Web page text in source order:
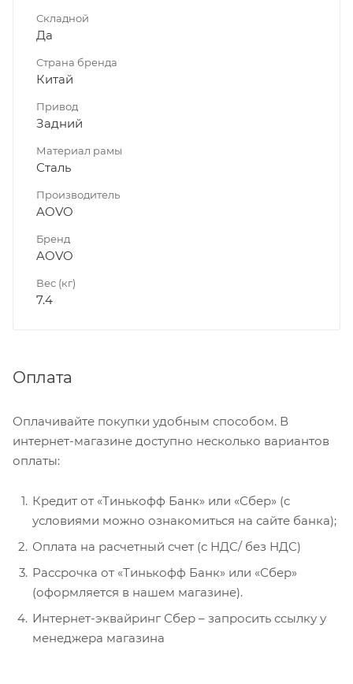
Складной
Да
Страна бренда
Китай
Привод
Задний
Материал рамы
Сталь
Производитель
AOVO
Бренд
AOVO
Вес (кг)
7.4
Оплата
Оплачивайте покупки удобным способом. В
интернет-магазине доступно несколько вариантов
оплаты:
Кредит от «Тинькофф Банк» или «Сбер» (с
условиями можно ознакомиться на сайте банка);
Оплата на расчетный счет (с НДС/ без НДС)
Рассрочка от «Тинькофф Банк» или «Сбер»
(оформляется в нашем магазине).
Интернет-эквайринг Сбер – запросить ссылку у
менеджера магазина